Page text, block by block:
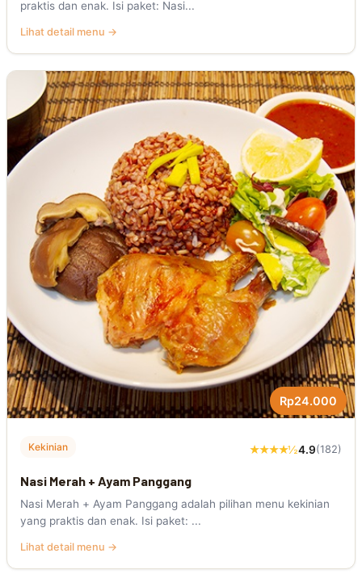
praktis dan enak. Isi paket: Nasi...
Lihat detail menu →
Rp24.000
Kekinian ★★★★½4.9(182)
Nasi Merah + Ayam Panggang
Nasi Merah + Ayam Panggang adalah pilihan menu kekinian
yang praktis dan enak. Isi paket: ...
Lihat detail menu →